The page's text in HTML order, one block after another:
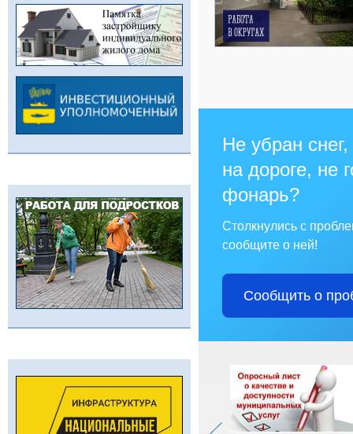
Не убран
на дороге, не
фонарь?
Столкнулись с
сообщите о ней!
Сообщить о